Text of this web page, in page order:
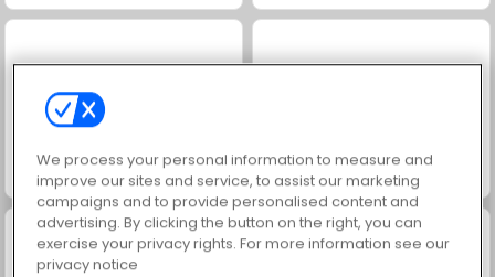
Jewel Garden Story Masha and the Bear: Meadows
We process your personal information to measure and
improve our sites and service, to assist our marketing
campaigns and to provide personalised content and
advertising. By clicking the button on the right, you can
exercise your privacy rights. For more information see our
privacy notice